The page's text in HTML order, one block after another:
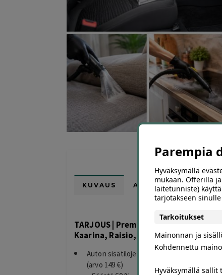
KUVAUS ARVIOT (0)
TARJOUS | Premium-tason
Kaarina, Raisio, Lieto & Naantali
Auton sisätilojen tai kodin parivuoteen
(arvo 149 €)
Parempia
Hyväksymällä
mukaan. Offerilla
laitetunniste)
tarjotakseen
Tarkoitukset
Mainonnan ja
Kohdennettu
Hyväksymällä sallit